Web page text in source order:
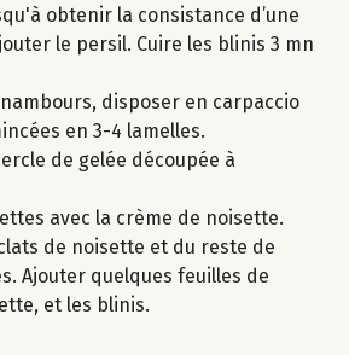
obtenir la consistance d’une
le persil. Cuire les blinis 3 mn
disposer en carpaccio
en 3-4 lamelles.
de gelée découpée à
avec la crème de noisette.
de noisette et du reste de
Ajouter quelques feuilles de
et les blinis.